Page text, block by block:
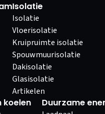
Isolatie
Isolatie
Vloerisolatie
Kruipruimte isolatie
Spouwmuurisolatie
Dakisolatie
Glasisolatie
Artikelen
koelen Duurzame